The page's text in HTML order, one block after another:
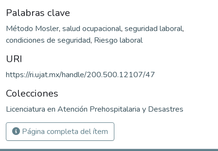
Palabras clave
Método Mosler, salud ocupacional, seguridad laboral,
condiciones de seguridad, Riesgo laboral
URI
https://ri.ujat.mx/handle/200.500.12107/47
Colecciones
Licenciatura en Atención Prehospitalaria y Desastres
Página completa del ítem